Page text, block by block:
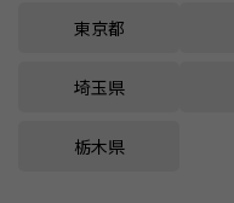
東京都
埼玉県
栃木県